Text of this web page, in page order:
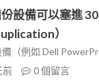
設備可以塞進
）
（例如 Dell
前 0個留言